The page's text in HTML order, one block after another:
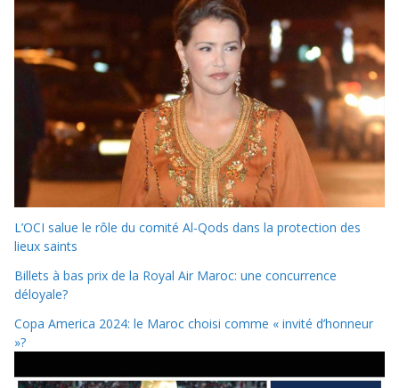
L’OCI salue le rôle du comité Al-Qods dans la protection des
lieux saints
Billets à bas prix de la Royal Air Maroc: une concurrence
déloyale?
Copa America 2024: le Maroc choisi comme « invité d’honneur
»?